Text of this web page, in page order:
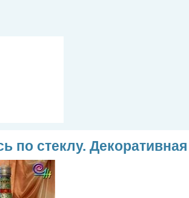
по стеклу.